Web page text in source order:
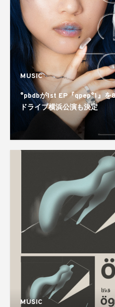
MUSIC
°pbdbが1st EP『qpep°1』
ドライブ横浜公演も決定
MUSIC